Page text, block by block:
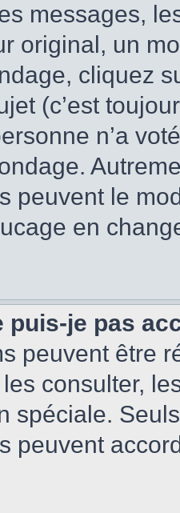
messages,
original, un
cliquez
(c’est
n’a
peuvent le
en
puis-je pas
peuvent être
consulter,
spéciale.
peuvent